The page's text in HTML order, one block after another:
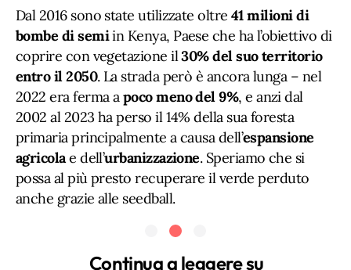
Dal 2016 sono state utilizzate oltre41 milioni di
bombe di semiin Kenya, Paese che ha l’obiettivo di
coprire con vegetazione il30% del suo territorio
entro il 2050. La strada però è ancora lunga – nel
2022 era ferma apoco meno del 9%, e anzi dal
2002 al 2023 ha perso il 14% della sua foresta
primaria principalmente a causa dell’espansione
agricolae dell’urbanizzazione. Speriamo che si
possa al più presto recuperare il verde perduto
anche grazie alle seedball.
Continua a leggere su